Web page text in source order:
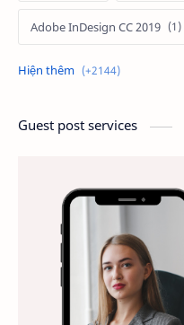
Adobe InDesign CC 2019
Alien Alternative
Ảnh nền chuẩn HD
Ảnh nền sinh nhật
Animal Ankle boots
Guest post services